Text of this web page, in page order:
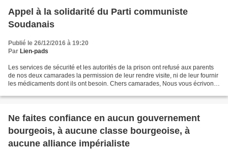
Appel à la solidarité du Parti communiste
Soudanais
Publié le 26/12/2016 à 19:20
Par Lien-pads
Les services de sécurité et les autorités de la prison ont refusé aux parents
de nos deux camarades la permission de leur rendre visite, ni de leur fournir
les médicaments dont ils ont besoin. Chers camarades, Nous vous écrivons
Ne faites confiance en aucun gouvernement
bourgeois, à aucune classe bourgeoise, à
aucune alliance impérialiste